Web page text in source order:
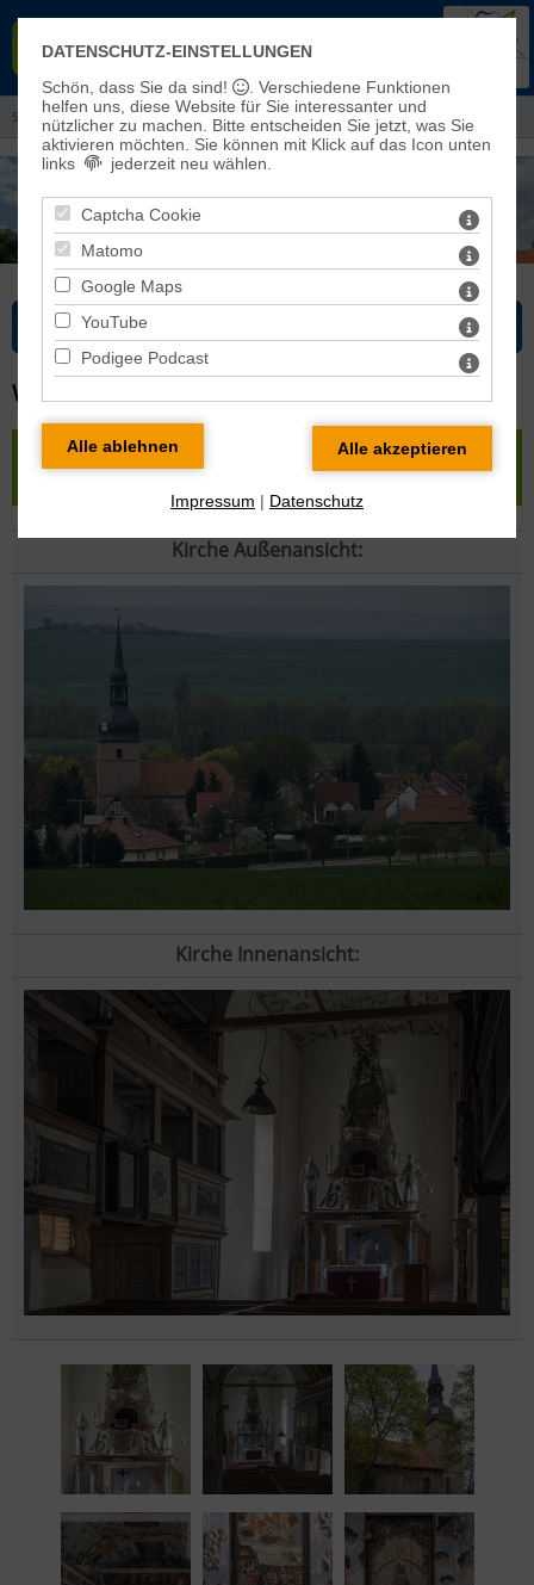
EISLEBEN-SÖMMERDA
Sie sind hier: Kirchenkreis > Pfarrbereiche und Kirchengemeinden
Bitte wählen Sie...
WUNDERSLEBEN
« zurück|Karte| Pfarrbereich Sömmerda»
Kirche Außenansicht:
Kirche Innenansicht:
DATENSCHUTZ-EINSTELLUNGEN
Schön, dass Sie da sind!
. Verschiedene Funktionen
helfen uns, diese Website für Sie interessanter und
nützlicher zu machen.
Bitte entscheiden Sie jetzt, was Sie
aktivieren möchten. Sie können mit Klick auf das Icon unten
links
jederzeit neu wählen.
Captcha Cookie
Matomo
Google Maps
YouTube
Podigee Podcast
Impressum | Datenschutz